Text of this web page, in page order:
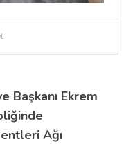
Başkanı Ekrem
Ağı